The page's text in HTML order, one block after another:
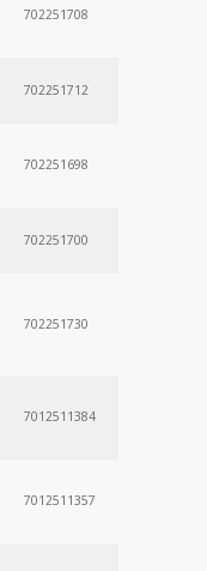
702251708
702251712
702251698
702251700
702251730
7012511384
7012511357